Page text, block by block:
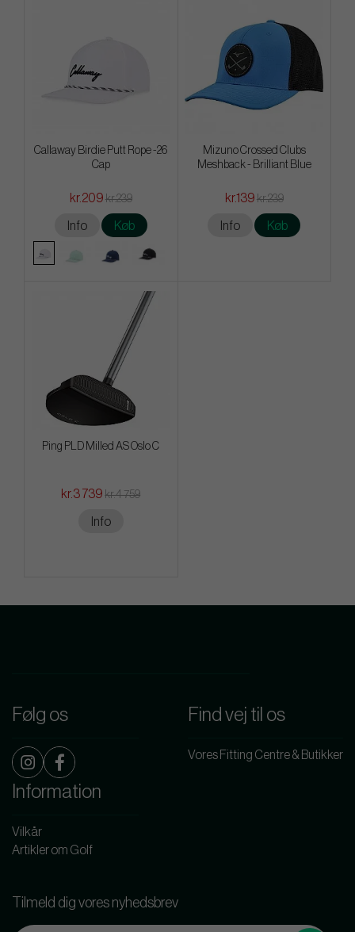
Callaway Birdie Putt Rope -26
Cap
kr.209 kr.239
Info Køb
Mizuno Crossed Clubs
Meshback - Brilliant Blue
kr.139 kr.239
Info Køb
Ping PLD Milled AS Oslo C
kr.3 739 kr.4 759
Info
Følg os Find vej til os
Vores Fitting Centre & Butikker
Information
Vilkår
Artikler om Golf
Tilmeld dig vores nyhedsbrev